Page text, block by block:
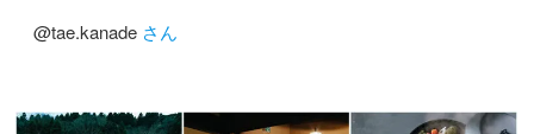
@tae.kanade さん